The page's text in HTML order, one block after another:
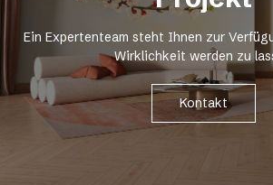
Ein Expertenteam steht Ihnen zur
Wirklichkeit werden zu
Kontakt